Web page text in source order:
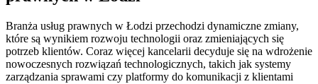
Branża usług prawnych w Łodzi przechodzi dynamiczne zmiany,
które są wynikiem rozwoju technologii oraz zmieniających się
potrzeb klientów. Coraz więcej kancelarii decyduje się na wdrożenie
nowoczesnych rozwiązań technologicznych, takich jak systemy
zarządzania sprawami czy platformy do komunikacji z klientami